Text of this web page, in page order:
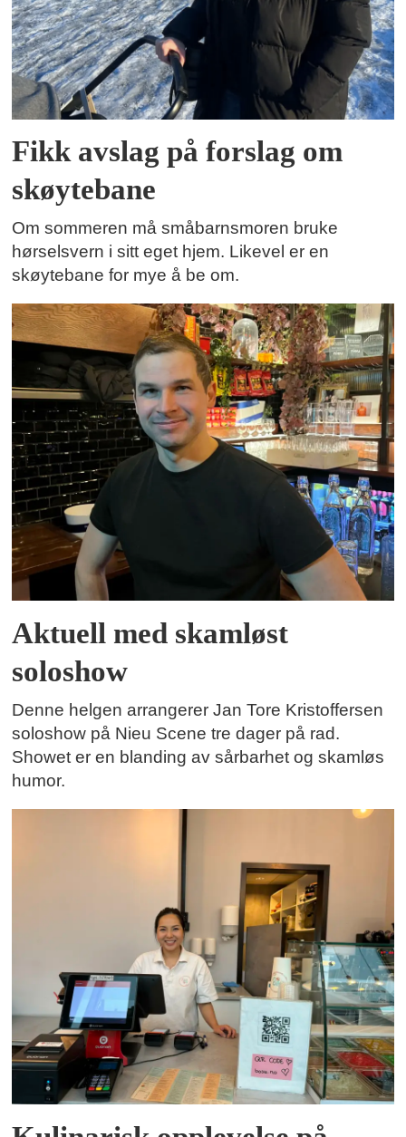
Fikk avslag på forslag om
skøytebane
Om sommeren må småbarnsmoren bruke
hørselsvern i sitt eget hjem. Likevel er en
skøytebane for mye å be om.
Aktuell med skamløst
soloshow
Denne helgen arrangerer Jan Tore Kristoffersen
soloshow på Nieu Scene tre dager på rad.
Showet er en blanding av sårbarhet og skamløs
humor.